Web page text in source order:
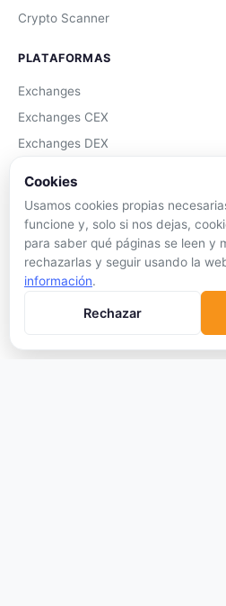
Crypto Scanner
PLATAFORMAS
Exchanges
Exchanges CEX
Exchanges DEX
Hardware Wallets
Software Wallets
Mejor Wallet
Cookies
Usamos cookies propias
funcione y, solo si nos dejas,
para saber qué páginas se leen y
rechazarlas y seguir usando la
información.
Rechazar